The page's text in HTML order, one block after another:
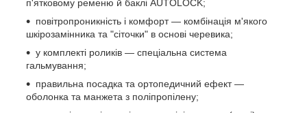
п'ятковому ременю й баклі AUTOLOCK;
повітропроникність і комфорт — комбінація м'якого
шкірозамінника та "сіточки" в основі черевика;
у комплекті роликів — спеціальна система
гальмування;
правильна посадка та ортопедичний ефект —
оболонка та манжета з поліпропілену;